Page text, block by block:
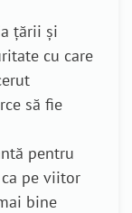
țării și
cu care
să fie
pentru
pe viitor
bine